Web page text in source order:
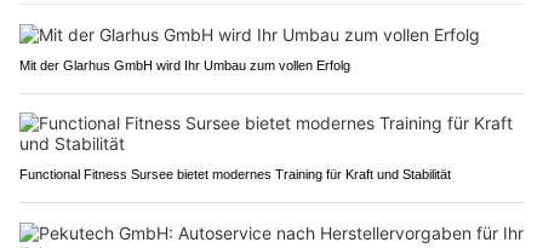
Mit der Glarhus GmbH wird Ihr Umbau zum vollen Erfolg
Functional Fitness Sursee bietet modernes Training für Kraft und Stabilität